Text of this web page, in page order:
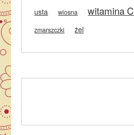
usta wiosna witamina C
zmarszczki żel